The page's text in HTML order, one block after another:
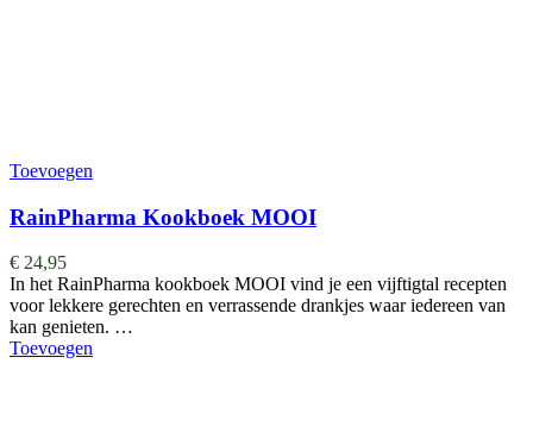
Toevoegen
RainPharma Kookboek MOOI
€ 24,95
In het RainPharma kookboek MOOI vind je een vijftigtal recepten
voor lekkere gerechten en verrassende drankjes waar iedereen van
kan genieten. …
Toevoegen